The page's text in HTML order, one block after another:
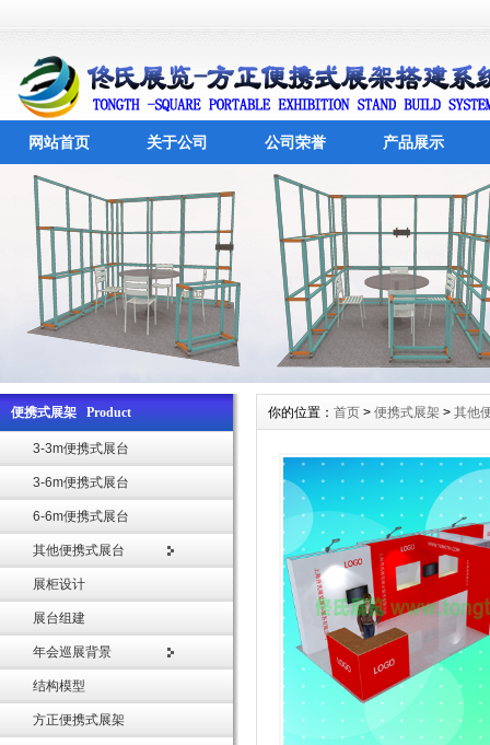
网站首页 关于公司 公司荣誉 产品展示
便携式展架 Product
3-3m便携式展台
3-6m便携式展台
6-6m便携式展台
其他便携式展台
展柜设计
展台组建
年会巡展背景
结构模型
方正便携式展架
你的位置： 首页 > 便携式展架 > 其他